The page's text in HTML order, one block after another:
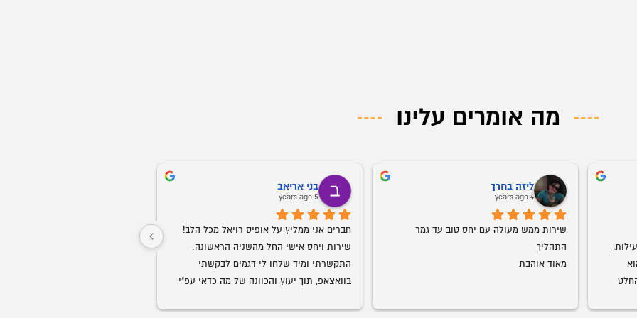
מה אומרים עלינו
מוצרים ברמת גימור מדהימה. עכשיו הוא
התחיל להביא חדרי ילדים גם אנחנו בהחלט
ליזה בחרך
4 years ago
שירות ממש מעולה עם יחס טוב עד גמר
התהליך
מאוד אוהבת
בני אריאב
5 years ago
עמג'אד, גבר שבגברים.